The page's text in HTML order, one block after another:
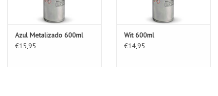
Azul Metalizado 600ml
€15,95
Wit 600ml
€14,95